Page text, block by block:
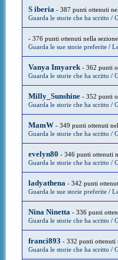
S iberia - 387 punti ottenuti
Guarda le storie che ha scritto /
- 376 punti ottenuti nella sezione
Guarda le sue storie preferite/
Vanya Imyarek- 362 punti
Guarda le storie che ha scritto /
Milly_Sunshine- 352 punti
Guarda le storie che ha scritto /
MamW- 349 punti ottenuti
Guarda le storie che ha scritto /
evelyn80 - 346 punti ottenuti
Guarda le storie che ha scritto /
ladyathena - 342 punti
Guarda le sue storie preferite/
Nina Ninetta - 336 punti
Guarda le storie che ha scritto /
franci893 - 332 punti ottenuti
Guarda le storie che ha scritto /